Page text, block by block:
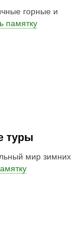
горные и
памятку
туры
мир зимних